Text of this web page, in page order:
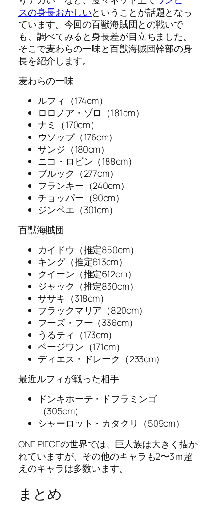
スの身長おかしいということが話題となっ
ています。今回の百獣海賊団との戦いで
も、調べてみると身長差が目立ちました。
そこで麦わらの一味と百獣海賊団幹部の身
長を紹介します。
麦わらの一味
ルフィ（174cm）
ロロノア・ゾロ（181cm）
ナミ（170cm）
ウソップ（176cm）
サンジ（180cm）
ニコ・ロビン（188cm）
ブルック（277cm）
フランキー（240cm）
チョッパー（90cm）
ジンベエ（301cm）
百獣海賊団
カイドウ（推定850cm）
キング（推定613cm）
クイーン（推定612cm）
ジャック（推定830cm）
ササキ（318cm）
ブラックマリア（820cm）
フーズ・フー（336cm）
うるティ（173cm）
ページワン（171cm）
ディエス・ドレーク（233cm）
最近ルフィが戦った相手
ドンキホーテ・ドフラミンゴ
（305cm）
シャーロット・カタクリ（509cm）
ONE PIECEの世界では、巨人族は大きく描か
れていますが、その他のキャラも2〜3ｍ超
えのキャラは多数います。
まとめ